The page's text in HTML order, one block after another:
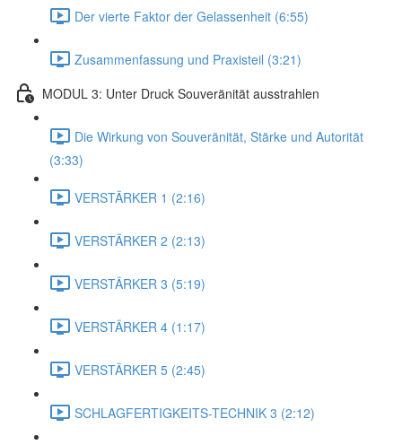
Der vierte Faktor der Gelassenheit (6:55)
Zusammenfassung und Praxisteil (3:21)
MODUL 3: Unter Druck Souveränität ausstrahlen
Die Wirkung von Souveränität, Stärke und Autorität
(3:33)
VERSTÄRKER 1 (2:16)
VERSTÄRKER 2 (2:13)
VERSTÄRKER 3 (5:19)
VERSTÄRKER 4 (1:17)
VERSTÄRKER 5 (2:45)
SCHLAGFERTIGKEITS-TECHNIK 3 (2:12)